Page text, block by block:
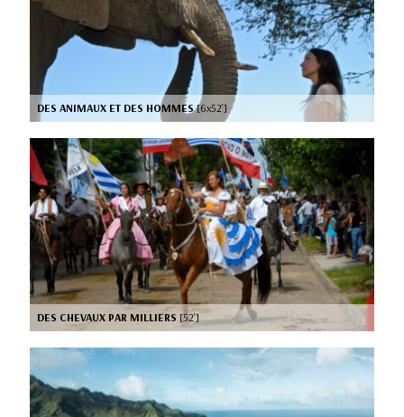
DES ANIMAUX ET DES HOMMES[6x52’]
DES CHEVAUX PAR MILLIERS [52’]